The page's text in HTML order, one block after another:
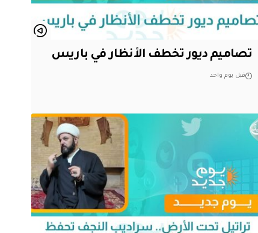
تصاميم ديور تخطف الأنظار في باريس
قبل يوم واحد